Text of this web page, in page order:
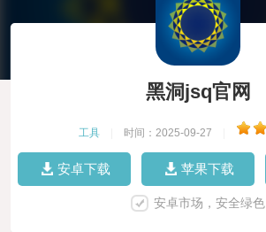
黑洞jsq官网
工具 时间：2025-09-27
安卓下载 苹果下载
安卓市场，安全绿色